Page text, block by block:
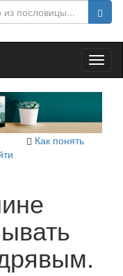
Как понять